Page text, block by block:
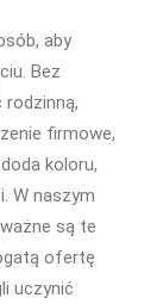
aby
Bez
firmowe,
koloru,
W naszym
są te
ofertę
uczynić